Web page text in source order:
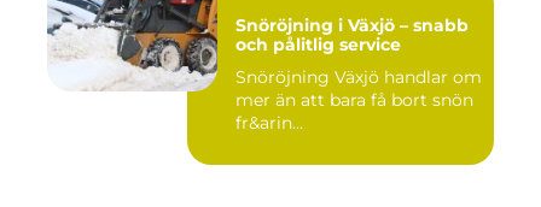
Snöröjning i Växjö – snabb
och pålitlig service
Snöröjning Växjö handlar om
mer än att bara få bort snön
fr&arin...